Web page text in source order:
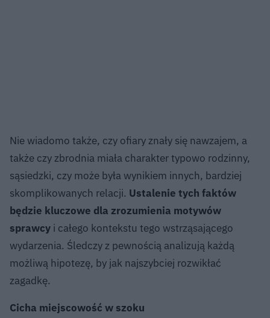
Nie wiadomo także, czy ofiary znały się nawzajem, a
także czy zbrodnia miała charakter typowo rodzinny,
sąsiedzki, czy może była wynikiem innych, bardziej
skomplikowanych relacji. Ustalenie tych faktów
będzie kluczowe dla zrozumienia motywów
sprawcy i całego kontekstu tego wstrząsającego
wydarzenia. Śledczy z pewnością analizują każdą
możliwą hipotezę, by jak najszybciej rozwikłać
zagadkę.
Cicha miejscowość w szoku